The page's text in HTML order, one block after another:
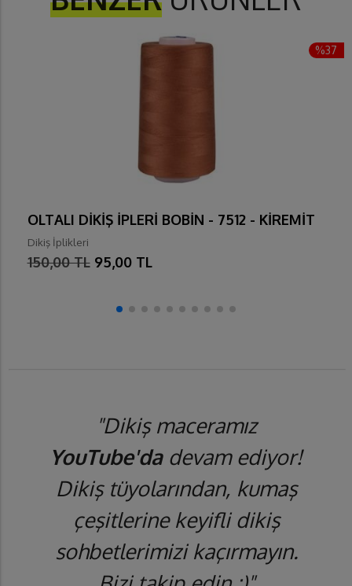
%37
OLTALI DİKİŞ İPLERİ BOBİN - 7512 - KİREMİT
Dikiş İplikleri
150,00 TL 95,00 TL
"Dikiş maceramız
YouTube'dadevam ediyor!
Dikiş tüyolarından, kumaş
çeşitlerine keyifli dikiş
sohbetlerimizi kaçırmayın.